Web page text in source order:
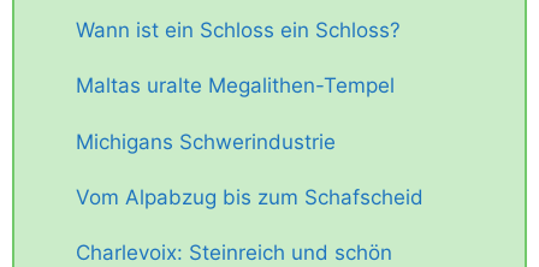
Wann ist ein Schloss ein Schloss?
Maltas uralte Megalithen-Tempel
Michigans Schwerindustrie
Vom Alpabzug bis zum Schafscheid
Charlevoix: Steinreich und schön